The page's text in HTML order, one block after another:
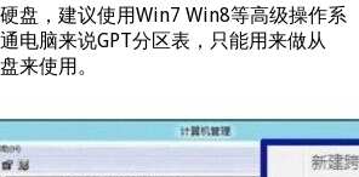
盘，建议使用Win7 Win8等高级操作系
电脑来说GPT分区表，只能用来做从
来使用。